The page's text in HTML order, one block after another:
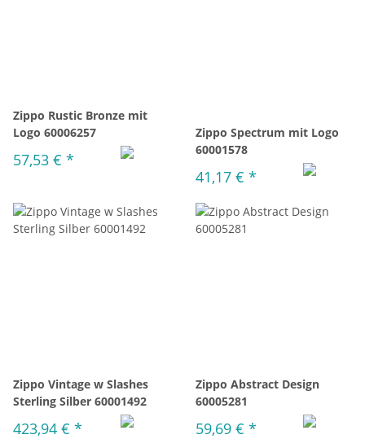
Zippo Rustic Bronze mit
Logo 60006257
57,53 € *
Zippo Spectrum mit Logo
60001578
41,17 € *
Zippo Vintage w Slashes
Sterling Silber 60001492
423,94 € *
Zippo Abstract Design
60005281
59,69 € *